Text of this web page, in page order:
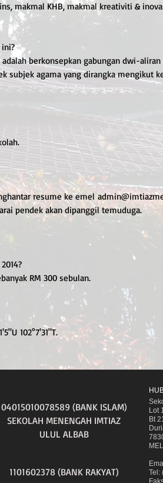
makmal KHB, makmal kreativiti &
berkonsepkan gabungan dwi-
subjek agama yang dirangka mengikut
resume ke emel
pendek akan dipanggil temuduga.
RM 300 sebulan.
102°7'31"T.
04015010078589 (BANK ISLAM)
SEKOLAH MENENGAH IMTIAZ
ULUL ALBAB
1101602378 (BANK RAKYAT)
Lot
Bt
Tel: